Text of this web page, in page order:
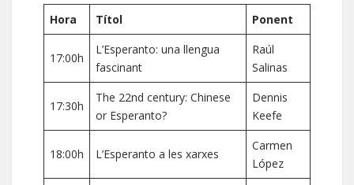
Hora Títol Ponent
17:00h
L’Esperanto: una llengua
fascinant
Raúl
Salinas
17:30h
The 22nd century: Chinese
or Esperanto?
Dennis
Keefe
18:00h L’Esperanto a les xarxes
Carmen
López